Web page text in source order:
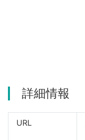
詳細情報
URL